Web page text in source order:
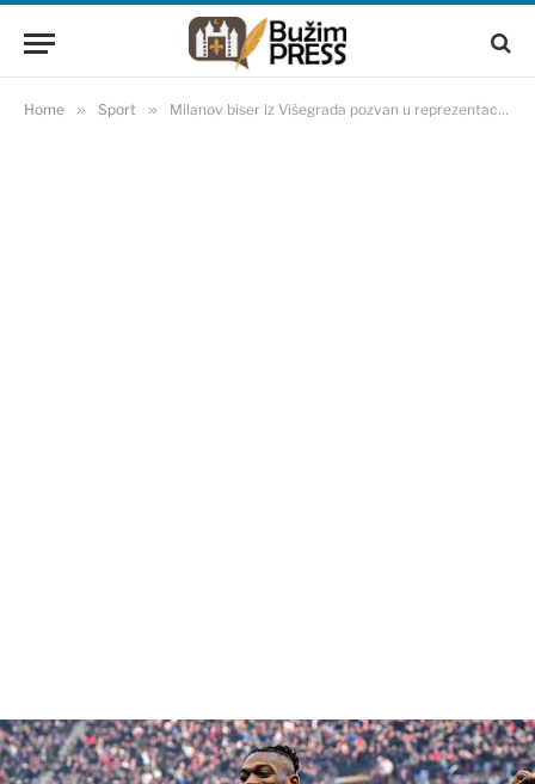
Home » Sport » Milanov biser iz Višegrada pozvan u reprezentaciju Srbije za meč sa Rusijom